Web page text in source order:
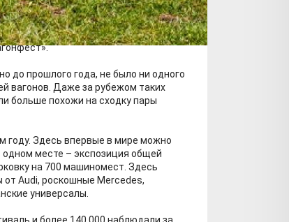
главный фестиваль владельцев и
до прошлого года, не было ни одного
вагонов. Даже за рубежом таких
больше похожи на сходку пары
году. Здесь впервые в мире можно
одном месте – экспозиция общей
на 700 машиномест. Здесь
от Audi, роскошные Mercedes,
универсалы.